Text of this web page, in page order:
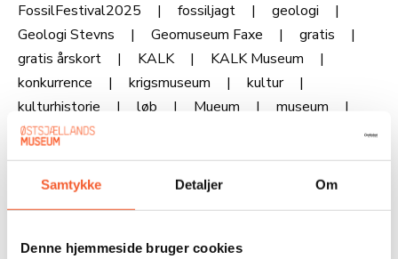
Samtykke Detaljer Om
Denne hjemmeside bruger cookies
FossilFestival2025
fossiljagt
geologi
Geologi Stevns
Geomuseum Faxe
gratis
gratis årskort
KALK
KALK Museum
konkurrence
krigsmuseum
kultur
kulturhistorie
løb Mueum
museum
museum lokalhistorie
OPlevelser
Oplevelser familievenlige
skoleforløb
Stevnsfort
Stevnsfort DR